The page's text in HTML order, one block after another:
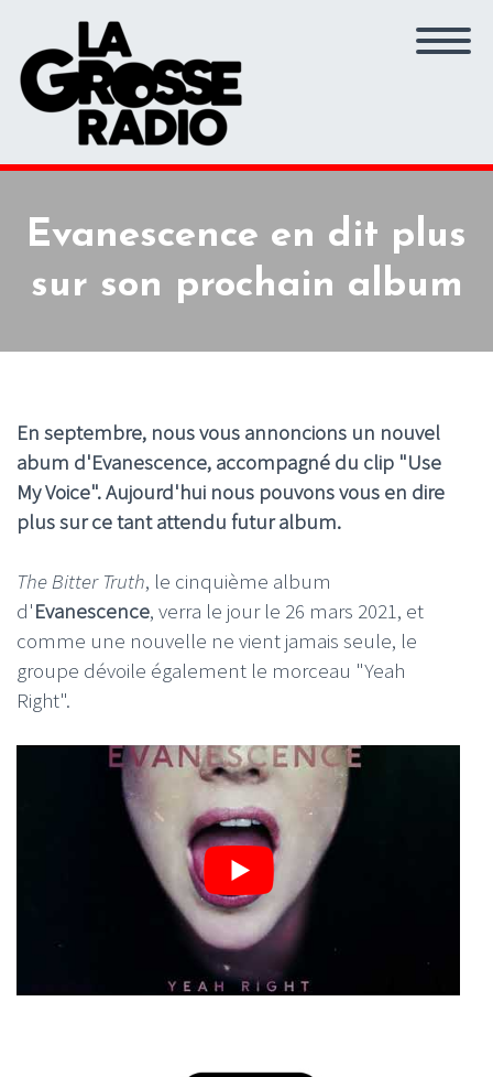
Evanescence en dit plus
sur son prochain album
En septembre, nous vous annoncions un nouvel
abum d'Evanescence, accompagné du clip "Use
My Voice". Aujourd'hui nous pouvons vous en dire
plus sur ce tant attendu futur album.
The Bitter Truth, le cinquième album
d'Evanescence, verra le jour le 26 mars 2021, et
comme une nouvelle ne vient jamais seule, le
groupe dévoile également le morceau "Yeah
Right".